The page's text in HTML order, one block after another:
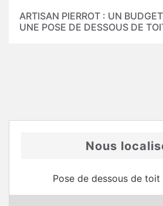
ARTISAN PIERROT : UN
UNE POSE DE DESSOUS DE
Nous
Pose de dessous de